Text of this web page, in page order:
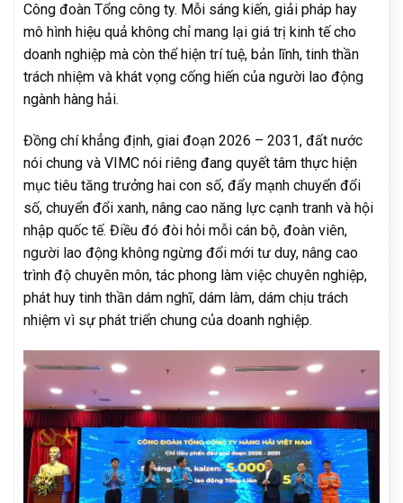
Công đoàn Tổng công ty. Mỗi sáng kiến, giải pháp hay
mô hình hiệu quả không chỉ mang lại giá trị kinh tế cho
doanh nghiệp mà còn thể hiện trí tuệ, bản lĩnh, tinh thần
trách nhiệm và khát vọng cống hiến của người lao động
ngành hàng hải.
Đồng chí khẳng định, giai đoạn 2026 – 2031, đất nước
nói chung và VIMC nói riêng đang quyết tâm thực hiện
mục tiêu tăng trưởng hai con số, đẩy mạnh chuyển đổi
số, chuyển đổi xanh, nâng cao năng lực cạnh tranh và hội
nhập quốc tế. Điều đó đòi hỏi mỗi cán bộ, đoàn viên,
người lao động không ngừng đổi mới tư duy, nâng cao
trình độ chuyên môn, tác phong làm việc chuyên nghiệp,
phát huy tinh thần dám nghĩ, dám làm, dám chịu trách
nhiệm vì sự phát triển chung của doanh nghiệp.